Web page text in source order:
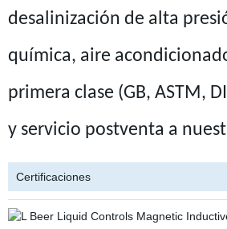
desalinización de alta
química, aire
primera clase (GB, ASTM,
y servicio postventa a
Certificaciones